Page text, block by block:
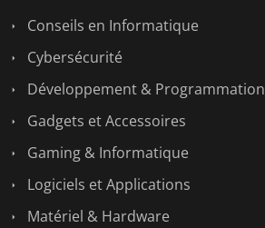
Conseils en Informatique
Cybersécurité
Développement & Programmation
Gadgets et Accessoires
Gaming & Informatique
Logiciels et Applications
Matériel & Hardware